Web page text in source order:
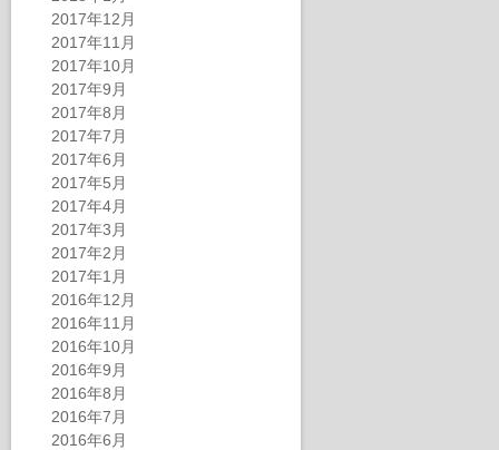
2017年12月
2017年11月
2017年10月
2017年9月
2017年8月
2017年7月
2017年6月
2017年5月
2017年4月
2017年3月
2017年2月
2017年1月
2016年12月
2016年11月
2016年10月
2016年9月
2016年8月
2016年7月
2016年6月